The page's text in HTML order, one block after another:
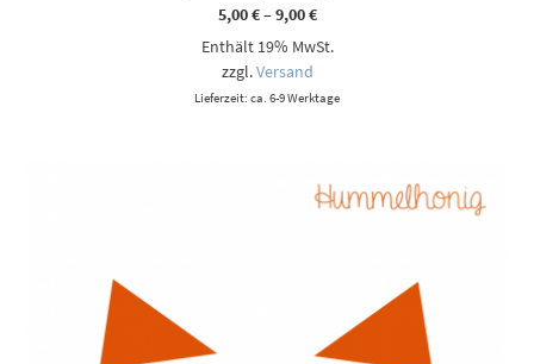
5,00€–9,00€Preisspanne:
bis
Enthält 19% MwSt.
zzgl.Versand
Lieferzeit: ca. 6-9 Werktage